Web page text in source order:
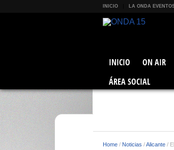
INICIO LA ONDA
INICIO ON AIR
ÁREA SOCIAL
Home / Noticias /Alicante /